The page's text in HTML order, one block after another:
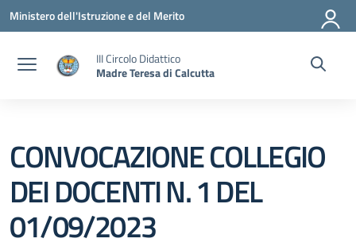
Vai ai contenuti
Vai al menu di navigazione
Vai al footer
Ministero dell'Istruzione e del Merito
III Circolo Didattico
Madre Teresa di Calcutta
CONVOCAZIONE COLLEGIO
DEI DOCENTI N. 1 DEL
01/09/2023